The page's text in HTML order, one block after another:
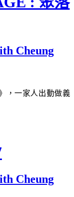
Cheung
，一家人出動做義
Cheung